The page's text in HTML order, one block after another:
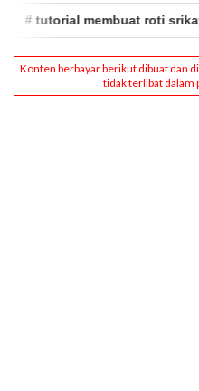
# tutorial membuat roti srikaya